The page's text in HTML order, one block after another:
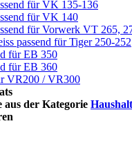
für VK 135-136
für VK 140
für Vorwerk VT 265,
passend für Tiger 250-252
für EB 350
für EB 360
VR200 / VR300
aus der Kategorie